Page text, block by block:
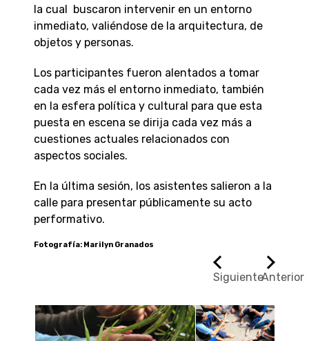
la cual buscaron intervenir en un entorno
inmediato, valiéndose de la arquitectura, de
objetos y personas.
Los participantes fueron alentados a tomar
cada vez más el entorno inmediato, también
en la esfera política y cultural para que esta
puesta en escena se dirija cada vez más a
cuestiones actuales relacionados con
aspectos sociales.
En la última sesión, los asistentes salieron a la
calle para presentar públicamente su acto
performativo.
Fotografía: Marilyn Granados
Anterior
Siguiente